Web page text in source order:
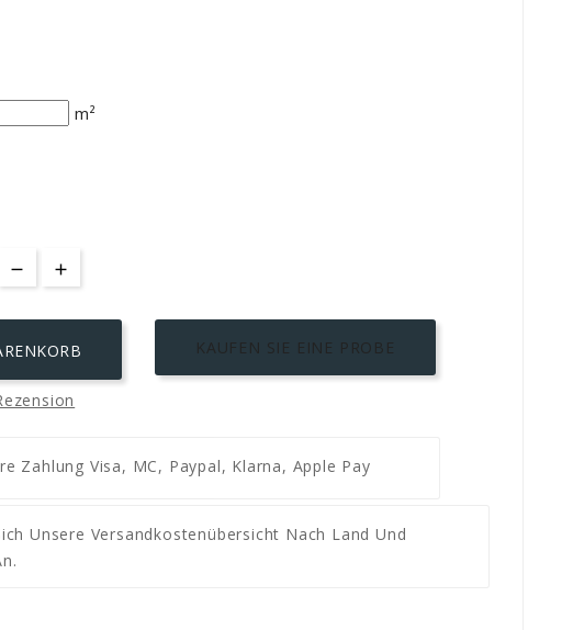
m²
KAUFEN SIE EINE PROBE
Zahlung Visa, MC, Paypal, Klarna, Apple Pay
Unsere Versandkostenübersicht Nach Land Und